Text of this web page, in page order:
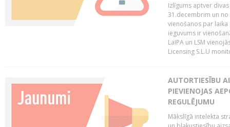
Izlīgums aptver
31.decembrim un no
vienošanos par
ieguvums ir
LaIPA un LSM
Licensing S.L.U
AUTORTIESĪBU
PIEVIENOJAS
REGULĒJUMU
Mākslīgā intelekta